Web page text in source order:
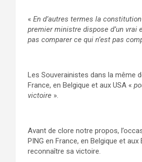
« En d’autres termes la
premier ministre dispose d’un vrai
pas comparer ce qui n’est pas
Les Souverainistes dans la même
France, en Belgique et aux USA «
victoire ».
Avant de clore notre propos,
PING en France, en Belgique et
reconnaître sa victoire.